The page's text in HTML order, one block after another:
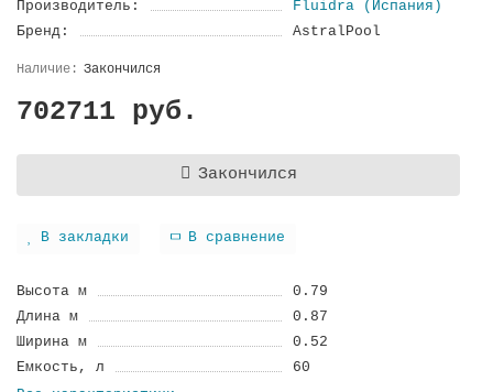
Производитель:
Fluidra (Испания)
Бренд:
AstralPool
Закончился
702711 руб.
Закончился
В закладки В сравнение
Высота м
0.79
Длина м
0.87
Ширина м
0.52
Емкость, л
60